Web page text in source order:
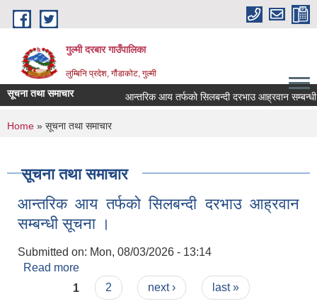
Skip to main content
गुल्मी दरबार गाउँपालिका
लुम्बिनि प्रदेश, गौंडाकोट, गुल्मी
सूचना तथा समाचार आन्तरिक आय तर्फको सिलबन्दी दरभाउ आह्रवान सम्बन्धी
You are here
Home » सूचना तथा समाचार
सूचना तथा समाचार
आन्तरिक आय तर्फको सिलबन्दी दरभाउ आह्रवान
सम्बन्धी सूचना ।
Submitted on: Mon, 08/03/2026 - 13:14
Read more
सम्बन्धी सूचना ।
Pages
1 2 next › last »